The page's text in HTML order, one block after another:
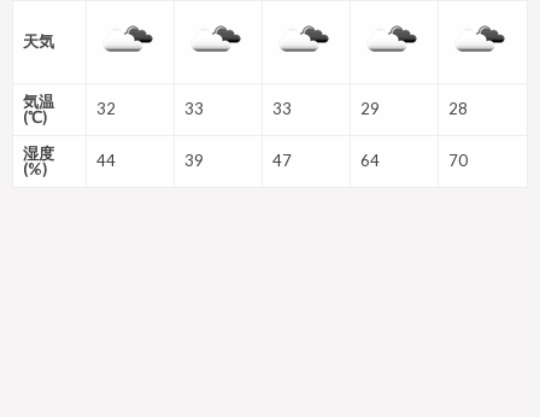
天気
気温
(℃)
32 33 33 29 28
湿度
(%)
44 39 47 64 70